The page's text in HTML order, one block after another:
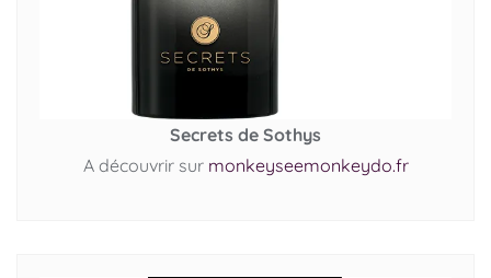
Secrets de Sothys
A découvrir sur monkeyseemonkeydo.fr